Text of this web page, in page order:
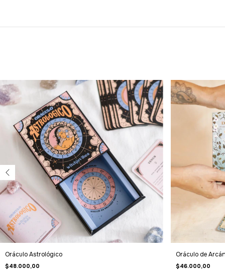
Oráculo Astrológico
$48.000,00
Oráculo de
$46.000,00